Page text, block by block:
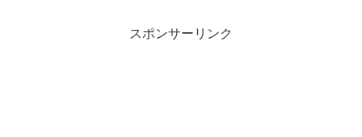
スポンサーリンク